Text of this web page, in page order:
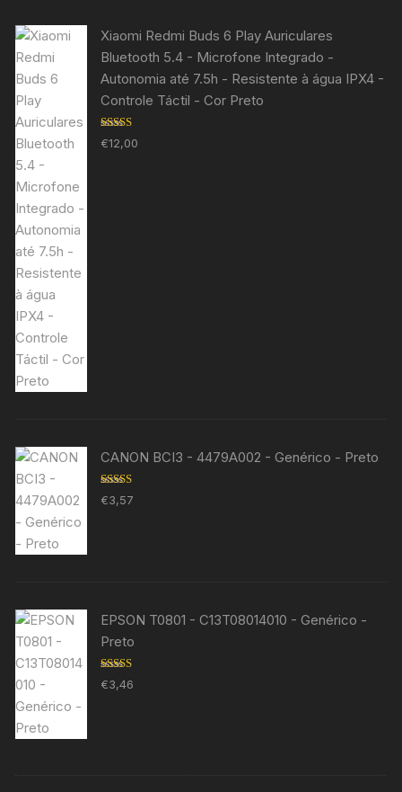
Xiaomi Redmi Buds 6 Play Auriculares
Bluetooth 5.4 - Microfone Integrado -
Autonomia até 7.5h - Resistente à água IPX4 -
Controle Táctil - Cor Preto
Avaliação
5.00de 5
€12,00
CANON BCI3 - 4479A002 - Genérico - Preto
Avaliação
5.00de 5
€3,57
EPSON T0801 - C13T08014010 - Genérico -
Preto
Avaliação
5.00 de 5
€3,46